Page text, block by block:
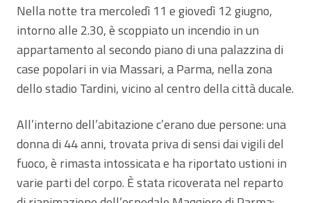
Nella notte tra mercoledì 11 e giovedì 12 giugno,
intorno alle 2.30, è scoppiato un incendio in un
appartamento al secondo piano di una palazzina di
case popolari in via Massari, a Parma, nella zona
dello stadio Tardini, vicino al centro della città ducale.
All’interno dell’abitazione c’erano due persone: una
donna di 44 anni, trovata priva di sensi dai vigili del
fuoco, è rimasta intossicata e ha riportato ustioni in
varie parti del corpo. È stata ricoverata nel reparto